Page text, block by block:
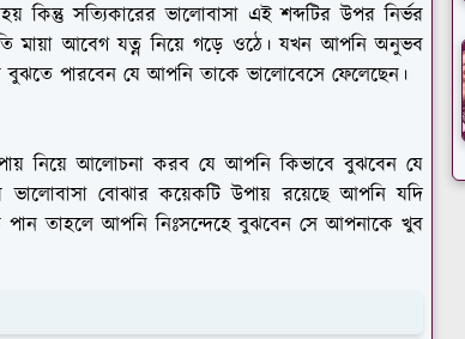
সত্যিকারের ভালোবাসা এই শব্দটির উপর নির্ভর
মায়া আবেগ যত্ন নিয়ে গড়ে ওঠে। যখন আপনি অনুভব
পারবেন যে আপনি তাকে ভালোবেসে ফেলেছেন।
নিয়ে আলোচনা করব যে আপনি কিভাবে বুঝবেন যে
ভালোবাসা বোঝার কয়েকটি উপায় রয়েছে আপনি যদি
তাহলে আপনি নিঃসন্দেহে বুঝবেন সে আপনাকে খুব